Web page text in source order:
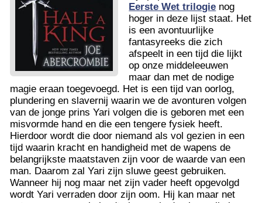
Eerste Wet trilogie nog
hoger in deze lijst staat. Het
is een avontuurlijke
fantasyreeks die zich
afspeelt in een tijd die lijkt
op onze middeleeuwen
maar dan met de nodige
magie eraan toegevoegd. Het is een tijd van oorlog,
plundering en slavernij waarin we de avonturen volgen
van de jonge prins Yari volgen die is geboren met een
misvormde hand en die een tengere fysiek heeft.
Hierdoor wordt die door niemand als vol gezien in een
tijd waarin kracht en handigheid met de wapens de
belangrijkste maatstaven zijn voor de waarde van een
man. Daarom zal Yari zijn sluwe geest gebruiken.
Wanneer hij nog maar net zijn vader heeft opgevolgd
wordt Yari verraden door zijn oom. Hij kan maar net